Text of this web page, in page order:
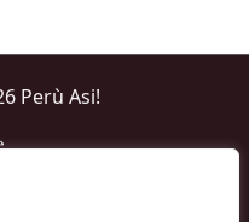
Perù Asi!